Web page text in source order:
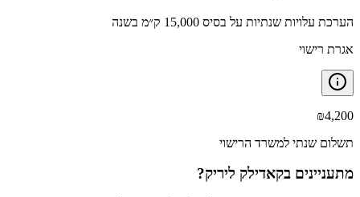
הערכת עלויות שנתיות על בסיס 15,000 ק״מ בשנה
אגרת רישוי
₪4,200
תשלום שנתי למשרד הרישוי
מתעניינים בקאדילק ליריק?